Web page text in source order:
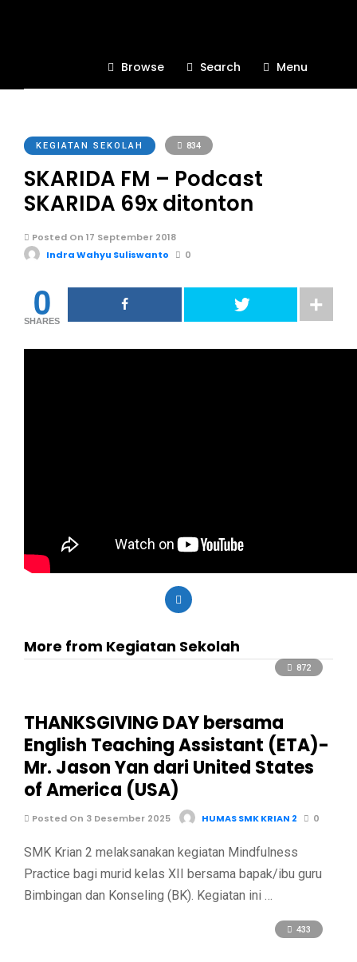
Browse Search Menu
KEGIATAN SEKOLAH 834
SKARIDA FM – Podcast
SKARIDA 69x ditonton
Posted On 17 September 2018
Indra Wahyu Suliswanto
0
0
SHARES
More from Kegiatan Sekolah
872
THANKSGIVING DAY bersama
English Teaching Assistant (ETA)-
Mr. Jason Yan dari United States
of America (USA)
Posted On 3 Desember 2025 HUMAS SMK KRIAN 2 0
SMK Krian 2 melaksanakan kegiatan Mindfulness
Practice bagi murid kelas XII bersama bapak/ibu guru
Bimbingan dan Konseling (BK). Kegiatan ini …
433